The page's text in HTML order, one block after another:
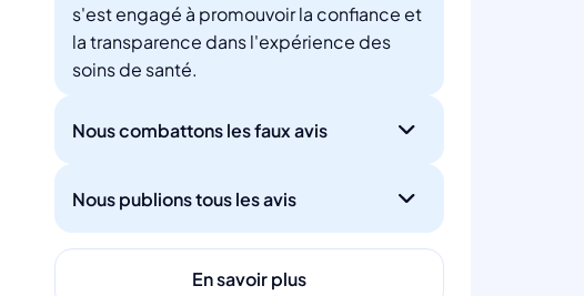
s'est engagé à promouvoir la confiance et
la transparence dans l'expérience des
soins de santé.
Nous combattons les faux avis
Nous publions tous les avis
En savoir plus